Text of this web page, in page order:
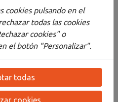
cookies pulsando en el
todas las cookies
cookies" o
el botón "Personalizar".
todas
cookies